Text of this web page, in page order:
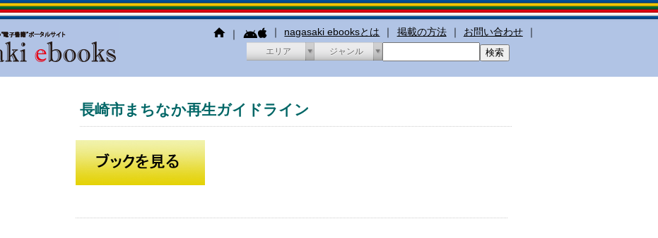
｜ ｜ nagasaki ebooksとは ｜ 掲載の方法 ｜ お問い合わせ ｜
エリア ジャンル
長崎市まちなか再生ガイドライン